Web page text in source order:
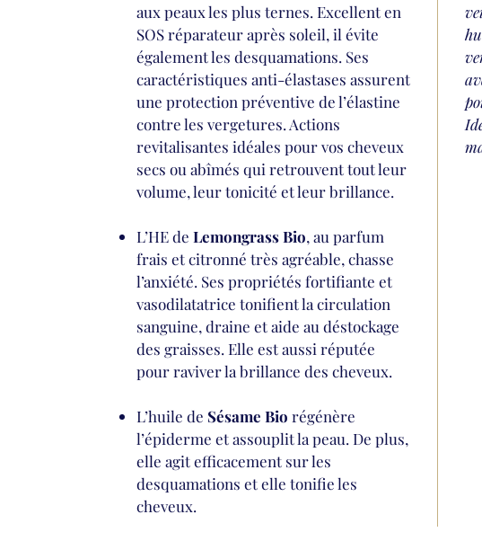
aux peaux les plus ternes. Excellent en
SOS réparateur après soleil, il évite
également les desquamations. Ses
caractéristiques anti-élastases assurent
une protection préventive de l’élastine
contre les vergetures. Actions
revitalisantes idéales pour vos cheveux
secs ou abîmés qui retrouvent tout leur
volume, leur tonicité et leur brillance.
L’HE de Lemongrass Bio, au parfum
frais et citronné très agréable, chasse
l’anxiété. Ses propriétés fortifiante et
vasodilatatrice tonifient la circulation
sanguine, draine et aide au déstockage
des graisses. Elle est aussi réputée
pour raviver la brillance des cheveux.
L’huile de Sésame Bio régénère
l’épiderme et assouplit la peau. De plus,
elle agit efficacement sur les
desquamations et elle tonifie les
cheveux.